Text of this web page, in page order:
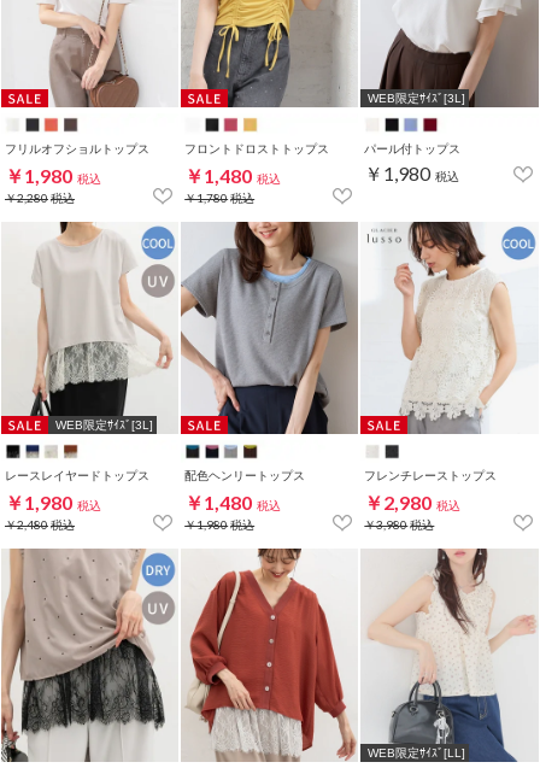
フリルオフショルトップス
￥1,980 税込
￥2,280税込
フロントドロストトップス
￥1,480 税込
￥1,780税込
WEB限定ｻｲｽﾞ[3L]
パール付トップス
￥1,980 税込
WEB限定ｻｲｽﾞ[3L]
レースレイヤードトップス
￥1,980 税込
￥2,480税込
配色ヘンリートップス
￥1,480 税込
￥1,980税込
フレンチレーストップス
￥2,980 税込
￥3,980税込
WEB限定ｻｲｽﾞ[LL]